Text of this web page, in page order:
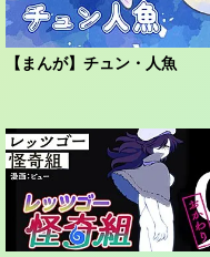
【まんが】チュン・人魚